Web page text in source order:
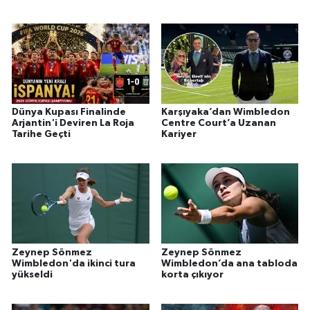
Dünya Kupası Finalinde
Arjantin'i Deviren La Roja
Tarihe Geçti
Karşıyaka’dan Wimbledon
Centre Court’a Uzanan
Kariyer
Zeynep Sönmez
Wimbledon'da ikinci tura
yükseldi
Zeynep Sönmez
Wimbledon’da ana tabloda
korta çıkıyor